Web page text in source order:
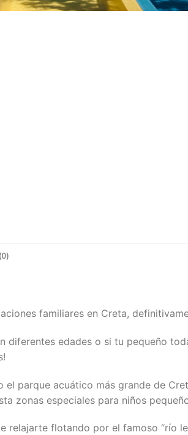
familiares en Creta,
diferentes edades o si tu pequeño
el parque acuático más grande de
zonas especiales para niños
relajarte flotando por el famoso “río